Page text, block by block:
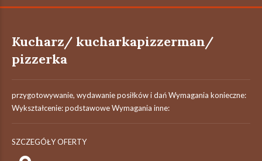
Kucharz/ kucharkapizzerman/
pizzerka
przygotowywanie, wydawanie posiłków i dań Wymagania konieczne:
Wykształcenie: podstawowe Wymagania inne:
SZCZEGÓŁY OFERTY